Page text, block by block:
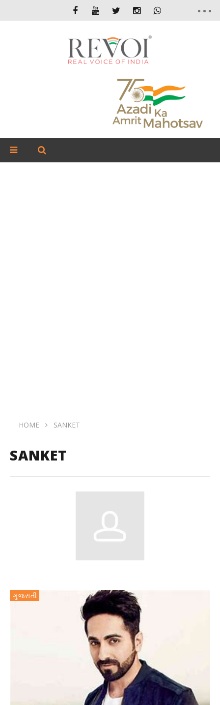
HOME SANKET
SANKET
ગુજરાતી